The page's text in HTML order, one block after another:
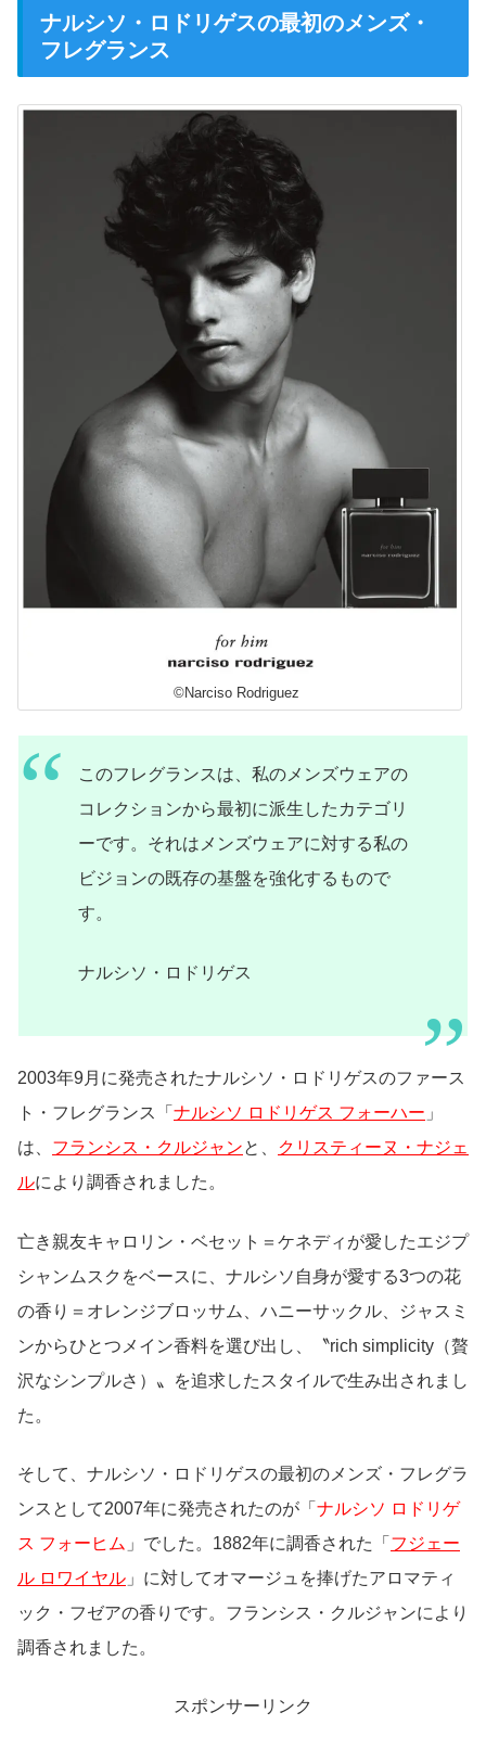
ナルシソ・ロドリゲスの最初のメンズ・
フレグランス
©Narciso Rodriguez
このフレグランスは、私のメンズウェアの
コレクションから最初に派生したカテゴリ
ーです。それはメンズウェアに対する私の
ビジョンの既存の基盤を強化するもので
す。
ナルシソ・ロドリゲス
2003年9月に発売されたナルシソ・ロドリゲスのファース
ト・フレグランス「 ナルシソ ロドリゲス フォーハー 」
は、 フランシス・クルジャンと、
クリスティーヌ・ナジェ
ルにより調香されました。
亡き親友キャロリン・ベセット＝ケネディが愛したエジプ
シャンムスクをベースに、ナルシソ自身が愛する3つの花
の香り＝オレンジブロッサム、ハニーサックル、ジャスミ
ンからひとつメイン香料を選び出し、〝rich simplicity（贅
沢なシンプルさ）〟を追求したスタイルで生み出されまし
た。
そして、ナルシソ・ロドリゲスの最初のメンズ・フレグラ
ンスとして2007年に発売されたのが「 ナルシソ ロドリゲ
ス フォーヒム 」でした。1882年に調香された「 フジェー
ル ロワイヤル 」に対してオマージュを捧げたアロマティ
ック・フゼアの香りです。フランシス・クルジャンにより
調香されました。
スポンサーリンク